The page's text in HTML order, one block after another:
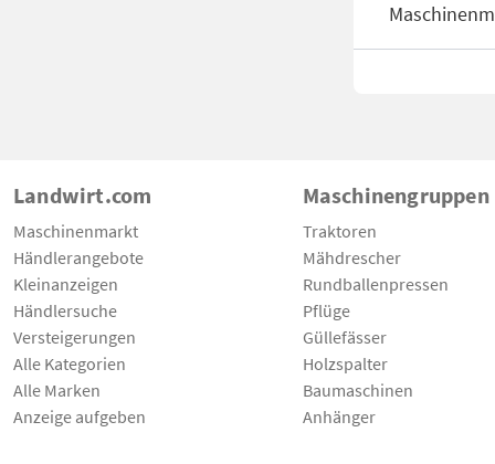
Landwirt.com
Maschinenmarkt
Händlerangebote
Kleinanzeigen
Händlersuche
Versteigerungen
Alle Kategorien
Alle Marken
Anzeige aufgeben
Maschinengruppen
Traktoren
Mähdrescher
Rundballenpressen
Pflüge
Güllefässer
Holzspalter
Baumaschinen
Anhänger